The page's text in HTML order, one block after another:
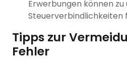
Erwerbungen können
Steuerverbindlichkeiten
Tipps zur
Fehler